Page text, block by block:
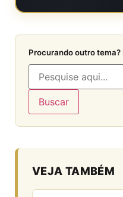
Procurando outro tema?
Buscar
VEJA TAMBÉM